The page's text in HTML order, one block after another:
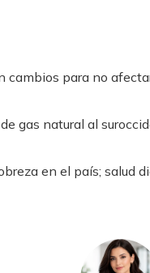
cambios para no
gas natural al
en el país; salud